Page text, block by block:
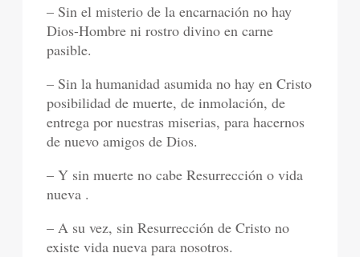
– Sin el misterio de la encarnación no hay
Dios-Hombre ni rostro divino en carne
pasible.
– Sin la humanidad asumida no hay en Cristo
posibilidad de muerte, de inmolación, de
entrega por nuestras miserias, para hacernos
de nuevo amigos de Dios.
– Y sin muerte no cabe Resurrección o vida
nueva .
– A su vez, sin Resurrección de Cristo no
existe vida nueva para nosotros.